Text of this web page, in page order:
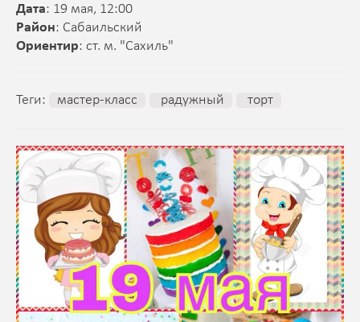
Дата: 19 мая, 12:00
Район: Сабаильский
Ориентир: ст. м. "Сахиль"
Теги: мастер-класс радужный торт